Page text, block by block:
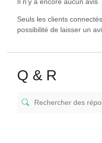
Seuls les clients
possibilité de laisser un
Q & R